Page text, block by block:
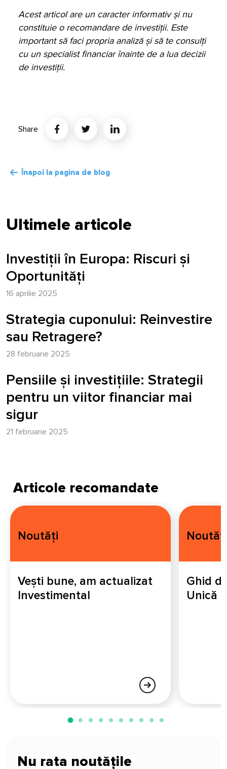
Acest articol are un caracter informativ și nu
constituie o recomandare de investiții. Este
important să faci propria analiză și să te consulți
cu un specialist financiar înainte de a lua decizii
de investiții.
Share TwitterLinkedin
Înapoi la pagina de blog
Ultimele articole
Investiții în Europa: Riscuri și
Oportunități
16 aprilie 2025
Strategia cuponului: Reinvestire
sau Retragere?
28 februarie 2025
Pensiile și investițiile: Strategii
pentru un viitor financiar mai
sigur
21 februarie 2025
Articole recomandate
Noutăți
Vești bune, am actualizat
Investimental
Noutăți
Ghid
Unică
Nu rata noutățile